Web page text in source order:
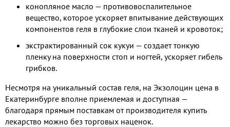
конопляное масло — противовоспалительное
вещество, которое ускоряет впитывание действующих
компонентов геля в глубокие слои тканей и кровоток;
экстрактированный сок кукуи — создает тонкую
пленку на поверхности стоп и ногтей, ускоряет гибель
грибков.
Несмотря на уникальный состав геля, на Экзолоцин цена в
Екатеринбурге вполне приемлемая и доступная —
благодаря прямым поставкам от производителя купить
лекарство можно без торговых наценок.